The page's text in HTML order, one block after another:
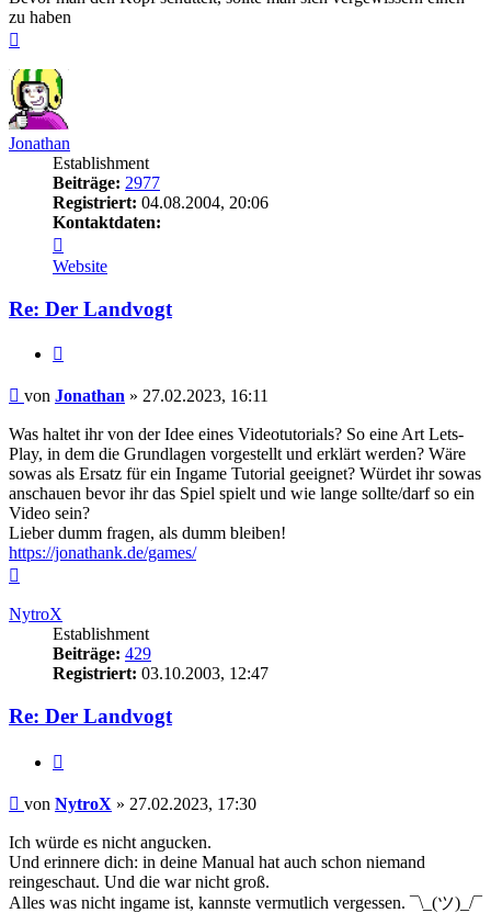
zu haben
Jonathan
Establishment
Beiträge: 2977
Registriert: 04.08.2004, 20:06
Kontaktdaten:
von
Jonathan
Website
Re: Der Landvogt
Beitrag
von Jonathan » 27.02.2023, 16:11
Was haltet ihr von der Idee eines Videotutorials? So eine Art Lets-
Play, in dem die Grundlagen vorgestellt und erklärt werden? Wäre
sowas als Ersatz für ein Ingame Tutorial geeignet? Würdet ihr sowas
anschauen bevor ihr das Spiel spielt und wie lange sollte/darf so ein
Video sein?
Lieber dumm fragen, als dumm bleiben!
https://jonathank.de/games/
NytroX
Establishment
Beiträge: 429
Registriert: 03.10.2003, 12:47
Re: Der Landvogt
Beitrag
von NytroX » 27.02.2023, 17:30
Ich würde es nicht angucken.
Und erinnere dich: in deine Manual hat auch schon niemand
reingeschaut. Und die war nicht groß.
Alles was nicht ingame ist, kannste vermutlich vergessen. ¯\_(ツ)_/¯